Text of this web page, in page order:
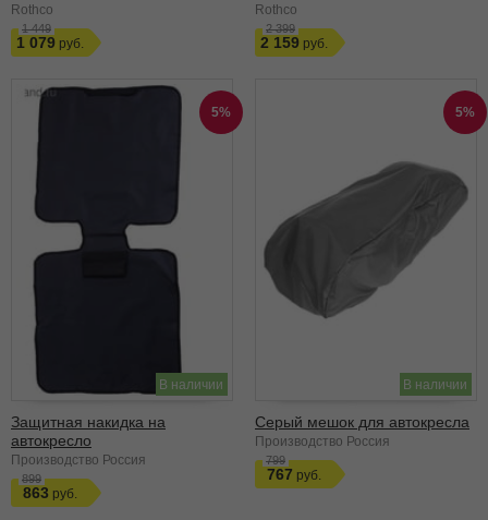
Rothco
1 449
1 079
Rothco
2 399
2 159
5%
В наличии
Защитная накидка на
автокресло
Производство Россия
899
863
5%
В наличии
Серый мешок для автокресла
Производство Россия
799
767